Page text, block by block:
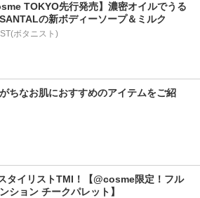
TOKYO先行発売】濃密オイルでうる
の新ボディーソープ＆ミルク
ボタニスト)
ちなお肌におすすめのアイテムをご紹
タイリストTMI！【@cosme限定！フル
ション チークパレット】